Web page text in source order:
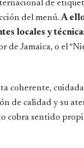
de
del menú.A
locales y
de Jamaica, o el
coherente,
de calidad y su
cobra sentido